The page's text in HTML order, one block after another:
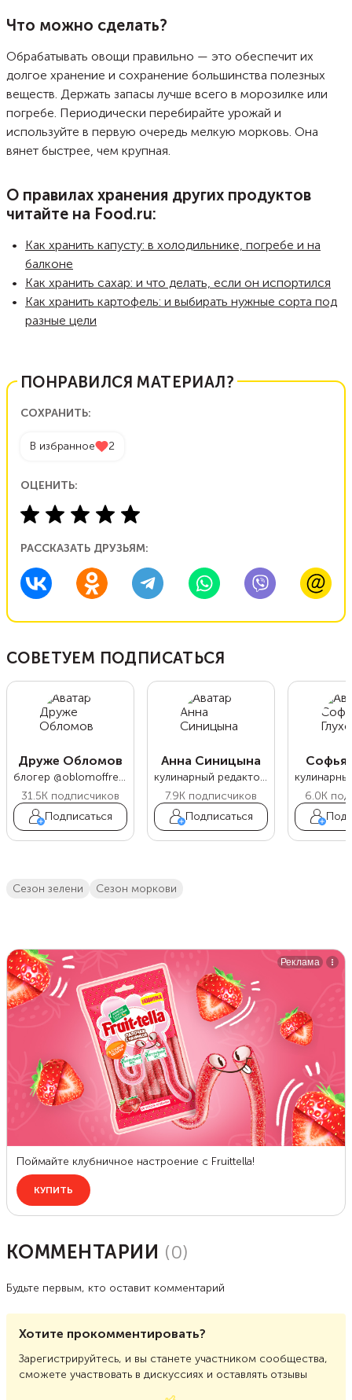
зиму, и варить его по желанию в любое время года. Морковное
Что можно сделать?
Обрабатывать овощи правильно — это обеспечит их
долгое хранение и сохранение большинства полезных
веществ. Держать запасы лучше всего в морозилке или
погребе. Периодически перебирайте урожай и
используйте в первую очередь мелкую морковь. Она
вянет быстрее, чем крупная.
О правилах хранения других продуктов
читайте на Food.ru:
Как хранить капусту: в холодильнике, погребе и на
балконе
Как хранить сахар: и что делать, если он испортился
Как хранить картофель: и выбирать нужные сорта под
разные цели
ПОНРАВИЛСЯ МАТЕРИАЛ?
СОХРАНИТЬ:
В избранное 2
ОЦЕНИТЬ:
РАССКАЗАТЬ ДРУЗЬЯМ:
СОВЕТУЕМ ПОДПИСАТЬСЯ
Друже Обломов
блогер @oblomoffrecipe
31.5K подписчиков
Подписаться
Анна Синицына
кулинарный редактор Food.ru
7.9K подписчиков
Подписаться
Софья
6.0K
сезон зелени сезон моркови
КОММЕНТАРИИ (0)
Будьте первым, кто оставит комментарий
Хотите прокомментировать?
Зарегистрируйтесь, и вы станете участником сообщества,
сможете участвовать в дискуссиях и оставлять отзывы